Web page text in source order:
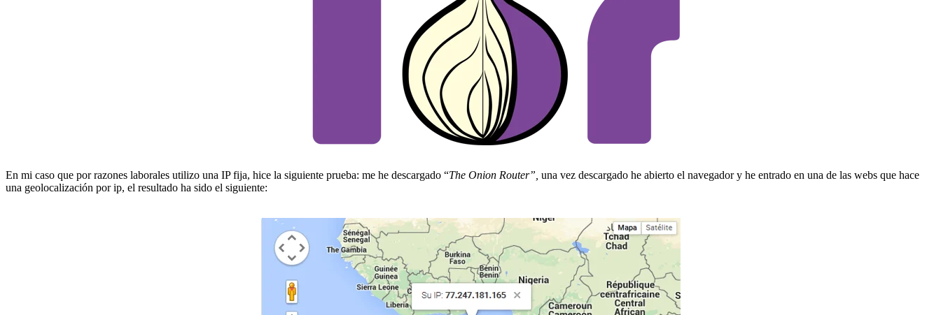
En mi caso que por razones laborales utilizo una IP fija, hice la siguiente prueba: me he descargado “The Onion Router”, una vez descargado he abierto el navegador y he entrado en una de las webs que hace
una geolocalización por ip, el resultado ha sido el siguiente: